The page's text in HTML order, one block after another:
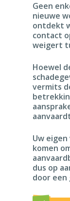
Geen
nieuwe
ontdekt
contact
weigert
Hoewel
vermits
Uw
komen
dus op
door een